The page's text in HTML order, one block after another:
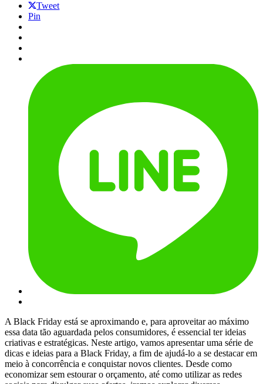
Tweet
Pin
A Black Friday está se aproximando e, para aproveitar ao máximo
essa data tão aguardada pelos consumidores, é essencial ter ideias
criativas e estratégicas. Neste artigo, vamos apresentar uma série de
dicas e ideias para a Black Friday, a fim de ajudá-lo a se destacar em
meio à concorrência e conquistar novos clientes. Desde como
economizar sem estourar o orçamento, até como utilizar as redes